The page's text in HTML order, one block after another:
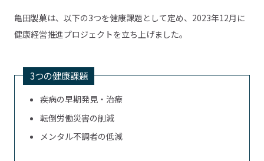
亀田製菓は、以下の3つを健康課題として定め、2023年12月に
健康経営推進プロジェクトを立ち上げました。
3つの健康課題
疾病の早期発見・治療
転倒労働災害の削減
メンタル不調者の低減